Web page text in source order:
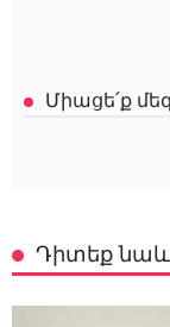
Միացե՛ք
Դիտեք նաև